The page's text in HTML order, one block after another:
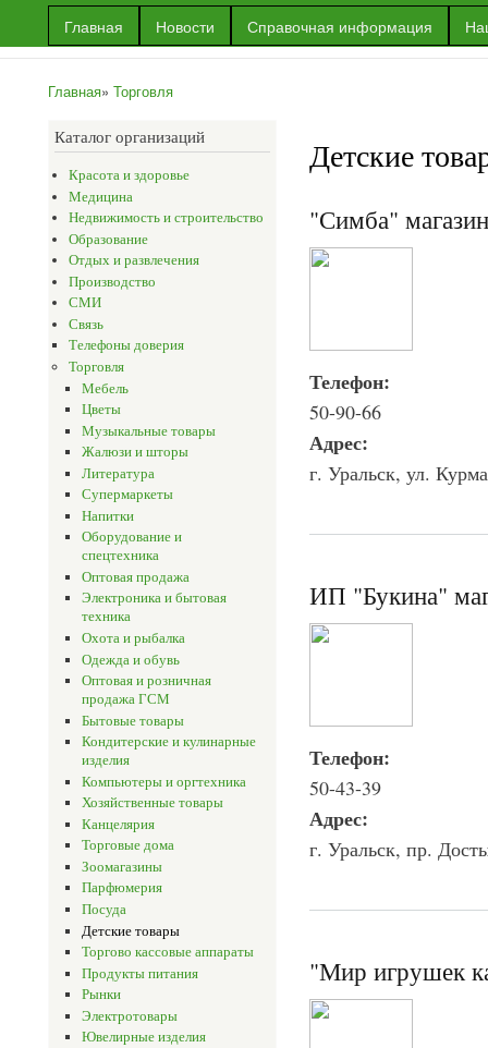
Главная Новости Справочная информация
Информационный
портал г.Уральска
Информация
и многое
Главная» Торговля
Каталог организаций
Красота и здоровье
Медицина
Недвижимость и строительство
Образование
Отдых и развлечения
Производство
СМИ
Связь
Телефоны доверия
Торговля
Мебель
Цветы
Музыкальные товары
Жалюзи и шторы
Литература
Супермаркеты
Напитки
Оборудование и
спецтехника
Оптовая продажа
Электроника и бытовая
техника
Охота и рыбалка
Одежда и обувь
Оптовая и розничная
продажа ГСМ
Бытовые товары
Кондитерские и кулинарные
изделия
Компьютеры и оргтехника
Хозяйственные товары
Канцелярия
Торговые дома
Зоомагазины
Парфюмерия
Посуда
Детские товары
Торгово кассовые аппараты
Продукты питания
Рынки
Электротовары
Ювелирные изделия
Детские
"Симба"
Телефон:
50-90-66
Адрес:
г. Уральск, ул.
ИП "Букина"
Телефон:
50-43-39
Адрес:
г. Уральск, пр.
"Мир игрушек